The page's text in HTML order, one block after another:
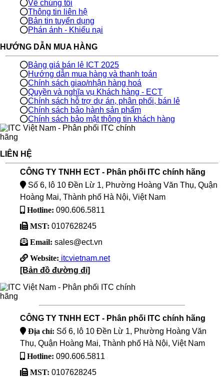
Về chúng tôi
Thông tin liên hệ
Bản tin tuyển dụng
Phán ánh - Khiếu nại
HƯỚNG DẪN MUA HÀNG
Bảng giá bán lẻ ICT 2025
Hướng dẫn mua hàng và thanh toán
Chính sách giao/nhận hàng hoá
Quyền và nghĩa vụ Khách hàng - ECT
Chính sách hỗ trợ dự án, phân phối, bán lẻ
Chính sách bảo hành sản phẩm
Chính sách bảo mật thông tin khách hàng
LIÊN HỆ
CÔNG TY TNHH ECT - Phân phối ITC chính hãng
Số 6, lô 10 Đền Lừ 1, Phường Hoàng Văn Thụ, Quận
Hoàng Mai, Thành phố Hà Nội, Việt Nam
Hotline: 090.606.5811
MST: 0107628245
Email: sales@ect.vn
Website: itcvietnam.net
[Bản đồ đường đi]
CÔNG TY TNHH ECT - Phân phối ITC chính hãng
Địa chỉ: Số 6, lô 10 Đền Lừ 1, Phường Hoàng Văn
Thụ, Quận Hoàng Mai, Thành phố Hà Nội, Việt Nam
Hotline: 090.606.5811
MST: 0107628245